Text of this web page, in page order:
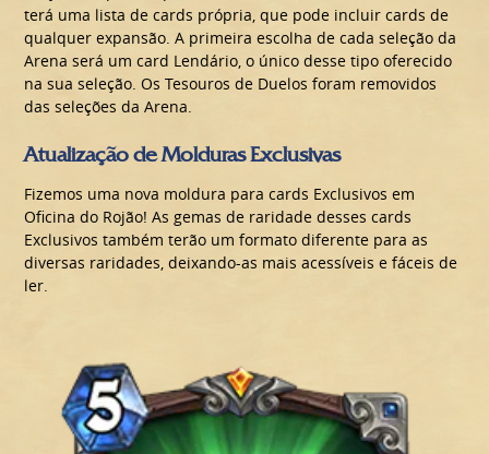
terá uma lista de cards própria, que pode incluir cards de
qualquer expansão. A primeira escolha de cada seleção da
Arena será um card Lendário, o único desse tipo oferecido
na sua seleção. Os Tesouros de Duelos foram removidos
das seleções da Arena.
Atualização de Molduras Exclusivas
Fizemos uma nova moldura para cards Exclusivos em
Oficina do Rojão! As gemas de raridade desses cards
Exclusivos também terão um formato diferente para as
diversas raridades, deixando-as mais acessíveis e fáceis de
ler.